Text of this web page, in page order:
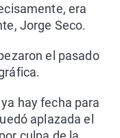
era
Jorge Seco.
el pasado
hay fecha para
aplazada el